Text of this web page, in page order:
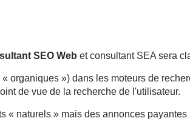
SEO Web et consultant SEA sera
organiques ») dans les moteurs de
de vue de la recherche de l'utilisateur.
« naturels » mais des annonces payantes